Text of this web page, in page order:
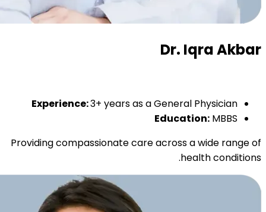
Dr. Iqra Akbar
Experience:3+ years as a General Physician
Education: MBBS
Providing compassionate care across a wide range of
health conditions.